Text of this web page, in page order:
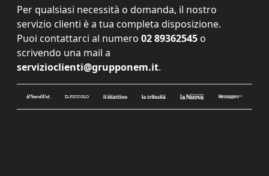
Per qualsiasi necessità o domanda, il nostro
servizio clienti è a tua completa disposizione.
Puoi contattarci al numero 02 89362545 o
scrivendo una mail a
servizioclienti@grupponem.it.